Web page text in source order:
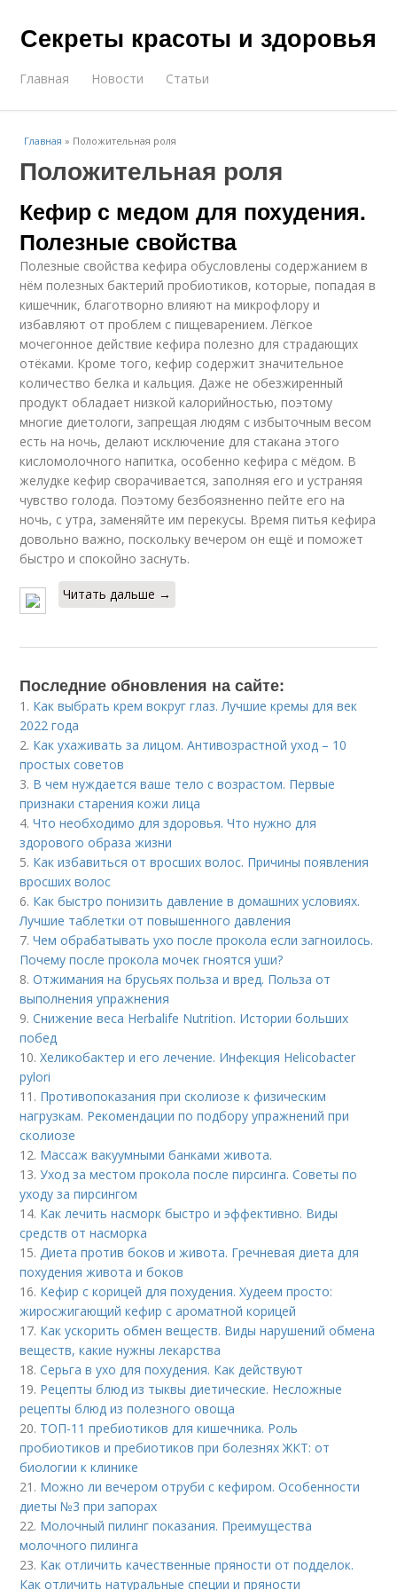
Секреты красоты и здоровья
Главная Новости Статьи
Главная » Положительная роля
Положительная роля
Кефир с медом для похудения.
Полезные свойства
Полезные свойства кефира обусловлены содержанием в
нём полезных бактерий пробиотиков, которые, попадая в
кишечник, благотворно влияют на микрофлору и
избавляют от проблем с пищеварением. Лёгкое
мочегонное действие кефира полезно для страдающих
отёками. Кроме того, кефир содержит значительное
количество белка и кальция. Даже не обезжиренный
продукт обладает низкой калорийностью, поэтому
многие диетологи, запрещая людям с избыточным весом
есть на ночь, делают исключение для стакана этого
кисломолочного напитка, особенно кефира с мёдом. В
желудке кефир сворачивается, заполняя его и устраняя
чувство голода. Поэтому безбоязненно пейте его на
ночь, с утра, заменяйте им перекусы. Время питья кефира
довольно важно, поскольку вечером он ещё и поможет
быстро и спокойно заснуть.
Читать дальше →
Последние обновления на сайте:
1. Как выбрать крем вокруг глаз. Лучшие кремы для век
2022 года
2. Как ухаживать за лицом. Антивозрастной уход – 10
простых советов
3. В чем нуждается ваше тело с возрастом. Первые
признаки старения кожи лица
4.Что необходимо для здоровья. Что нужно для
здорового образа жизни
5. Как избавиться от вросших волос. Причины появления
вросших волос
6. Как быстро понизить давление в домашних условиях.
Лучшие таблетки от повышенного давления
7.Чем обрабатывать ухо после прокола если загноилось.
Почему после прокола мочек гноятся уши?
8.Отжимания на брусьях польза и вред. Польза от
выполнения упражнения
9.Снижение веса Herbalife Nutrition. Истории больших
побед
10.Хеликобактер и его лечение. Инфекция Helicobacter
pylori
11. Противопоказания при сколиозе к физическим
нагрузкам. Рекомендации по подбору упражнений при
сколиозе
12. Массаж вакуумными банками живота.
13.Уход за местом прокола после пирсинга. Советы по
уходу за пирсингом
14. Как лечить насморк быстро и эффективно. Виды
средств от насморка
15.Диета против боков и живота. Гречневая диета для
похудения живота и боков
16. Кефир с корицей для похудения. Худеем просто:
жиросжигающий кефир с ароматной корицей
17. Как ускорить обмен веществ. Виды нарушений обмена
веществ, какие нужны лекарства
18.Серьга в ухо для похудения. Как действуют
19. Рецепты блюд из тыквы диетические. Несложные
рецепты блюд из полезного овоща
20. ТОП-11 пребиотиков для кишечника. Роль
пробиотиков и пребиотиков при болезнях ЖКТ: от
биологии к клинике
21. Можно ли вечером отруби с кефиром. Особенности
диеты №3 при запорах
22. Молочный пилинг показания. Преимущества
молочного пилинга
23. Как отличить качественные пряности от подделок.
Как отличить натуральные специи и пряности